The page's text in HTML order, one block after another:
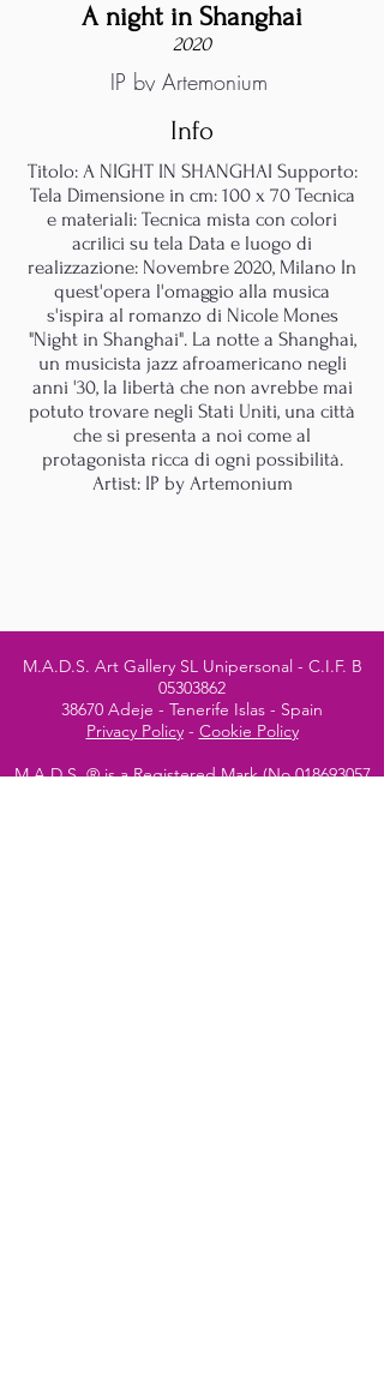
A night in Shanghai
2020
IP by Artemonium
Info
Titolo: A NIGHT IN SHANGHAI Supporto:
Tela Dimensione in cm: 100 x 70 Tecnica
e materiali: Tecnica mista con colori
acrilici su tela Data e luogo di
realizzazione: Novembre 2020, Milano In
quest'opera l'omaggio alla musica
s'ispira al romanzo di Nicole Mones
"Night in Shanghai". La notte a Shanghai,
un musicista jazz afroamericano negli
anni '30, la libertà che non avrebbe mai
potuto trovare negli Stati Uniti, una città
che si presenta a noi come al
protagonista ricca di ogni possibilità.
Artist: IP by Artemonium
M.A.D.S. Art Gallery SL Unipersonal - C.I.F. B
05303862
38670 Adeje - Tenerife Islas - Spain
Privacy Policy- Cookie Policy
M.A.D.S. ® is aRegistered Mark(No018693057